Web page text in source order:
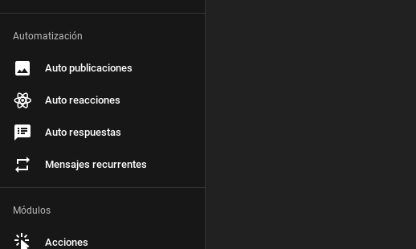
Automatización
Auto publicaciones
Auto reacciones
Auto respuestas
Mensajes recurrentes
Módulos
Acciones